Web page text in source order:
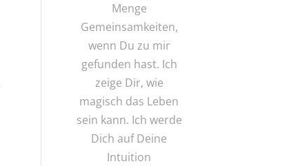
Menge
Gemeinsamkeiten,
wenn Du zu mir
gefunden hast. Ich
zeige Dir, wie
magisch das Leben
sein kann. Ich werde
Dich auf Deine
Intuition